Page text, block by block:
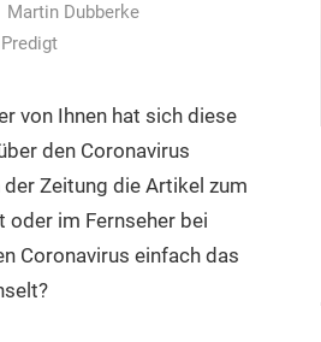
Martin Dubberke
Predigt
von Ihnen hat sich diese
den Coronavirus
Zeitung die Artikel zum
im Fernseher bei
Coronavirus einfach das